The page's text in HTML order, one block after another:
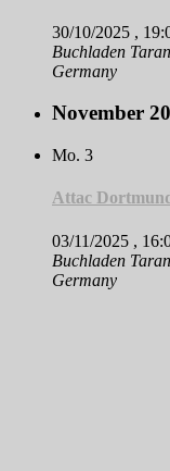
30/10/2025 ,
Buchladen
Germany
November
Mo. 3
Attac
03/11/2025 ,
Buchladen
Germany